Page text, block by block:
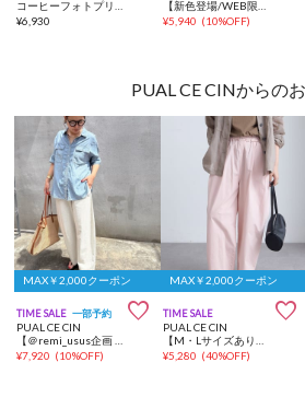
¥6,930
¥5,940 (10%OFF)
PUAL CE CINからの
MAX￥2,000クーポン
TIME SALE 一部予約 
PUAL CE CIN
¥7,920 (10%OFF)
MAX￥2,000クーポン
TIME SALE 
PUAL CE CIN
¥5,280 (40%OFF)